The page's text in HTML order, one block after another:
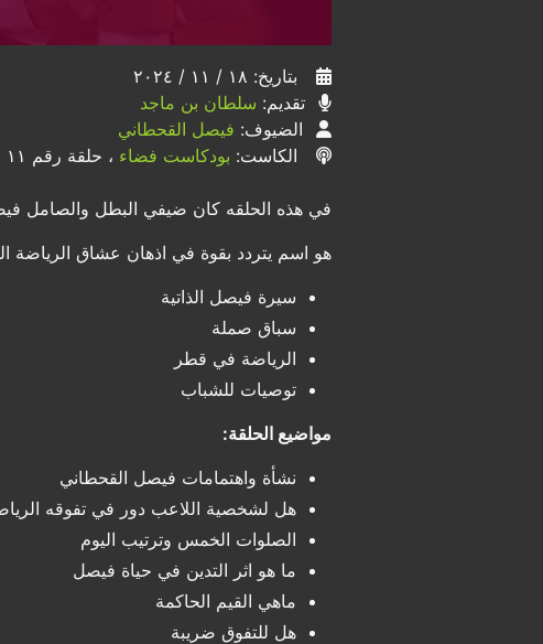
بتاريخ: ١٨ / ١١ / ٢٠٢٤
تقديم: سلطان بن ماجد
الضيوف: فيصل القحطاني
الكاست: بودكاست فضاء ، حلقة رقم ١١
في هذه الحلقه كان ضيفي البطل والصامل
هو اسم يتردد بقوة في اذهان عشاق الرياضة
سيرة فيصل الذاتية
سباق صملة
الرياضة في قطر
توصيات للشباب
مواضيع الحلقة:
نشأة واهتمامات فيصل القحطاني
هل لشخصية اللاعب دور في تفوقه
الصلوات الخمس وترتيب اليوم
ما هو اثر التدين في حياة فيصل
ماهي القيم الحاكمة
هل للتفوق ضريبة